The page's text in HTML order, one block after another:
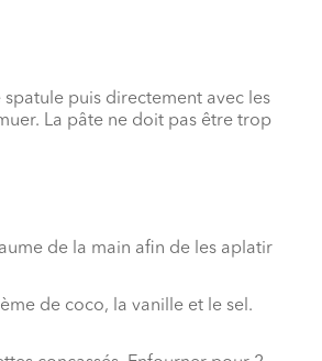
spatule puis directement avec les
La pâte ne doit pas être trop
de la main afin de les aplatir
de coco, la vanille et le sel.